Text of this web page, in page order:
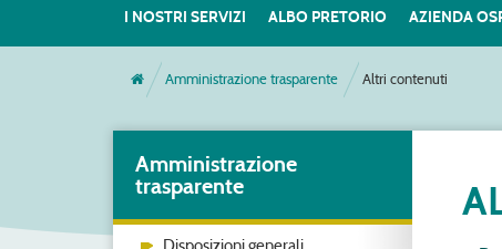
I NOSTRI SERVIZI ALBO PRETORIO AZIENDA
Amministrazione trasparente Altri contenuti
Amministrazione
trasparente